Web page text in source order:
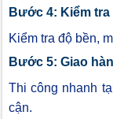
Bước 4: Kiểm
Kiểm tra độ bền,
Bước 5: Giao
Thi công nhanh
cận.